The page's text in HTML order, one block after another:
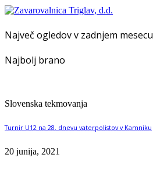
Največ ogledov v zadnjem mesecu
Najbolj brano
Slovenska tekmovanja
Turnir U12 na 28. dnevu vaterpolistov v Kamniku
20 junija, 2021